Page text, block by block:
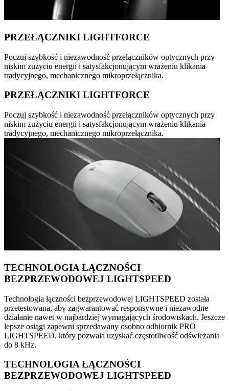
PRZEŁĄCZNIKI LIGHTFORCE
Poczuj szybkość i niezawodność przełączników optycznych przy
niskim zużyciu energii i satysfakcjonującym wrażeniu klikania
tradycyjnego, mechanicznego mikroprzełącznika.
PRZEŁĄCZNIKI LIGHTFORCE
Poczuj szybkość i niezawodność przełączników optycznych przy
niskim zużyciu energii i satysfakcjonującym wrażeniu klikania
tradycyjnego, mechanicznego mikroprzełącznika.
TECHNOLOGIA ŁĄCZNOŚCI
BEZPRZEWODOWEJ LIGHTSPEED
Technologia łączności bezprzewodowej LIGHTSPEED została
przetestowana, aby zagwarantować responsywne i niezawodne
działanie nawet w najbardziej wymagających środowiskach. Jeszcze
lepsze osiągi zapewni sprzedawany osobno odbiornik PRO
LIGHTSPEED, który pozwala uzyskać częstotliwość odświeżania
do 8 kHz.
TECHNOLOGIA ŁĄCZNOŚCI
BEZPRZEWODOWEJ LIGHTSPEED